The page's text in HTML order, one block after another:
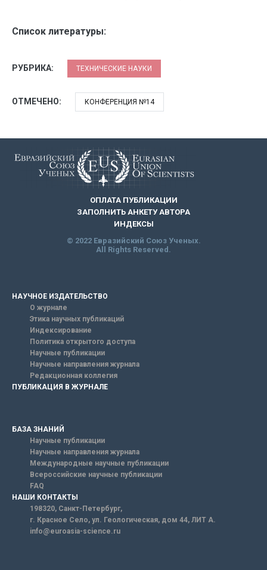
Список литературы:
РУБРИКА: ТЕХНИЧЕСКИЕ НАУКИ
ОТМЕЧЕНО: КОНФЕРЕНЦИЯ №14
ОПЛАТА ПУБЛИКАЦИИ
ЗАПОЛНИТЬ АНКЕТУ АВТОРА
ИНДЕКСЫ
© 2022 Евразийский Союз Ученых.
All Rights Reserved.
НАУЧНОЕ ИЗДАТЕЛЬСТВО
О журнале
Этика научных публикаций
Индексирование
Политика открытого доступа
Научные публикации
Научные направления журнала
Редакционная коллегия
ПУБЛИКАЦИЯ В ЖУРНАЛЕ
БАЗА ЗНАНИЙ
Научные публикации
Научные направления журнала
Международные научные публикации
Всероссийские научные публикации
FAQ
НАШИ КОНТАКТЫ
198320, Санкт-Петербург,
г. Красное Село, ул. Геологическая, дом 44, ЛИТ А.
info@euroasia-science.ru